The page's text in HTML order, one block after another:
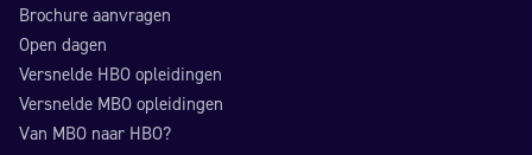
Brochure aanvragen
Open dagen
Versnelde HBO opleidingen
Versnelde MBO opleidingen
Van MBO naar HBO?